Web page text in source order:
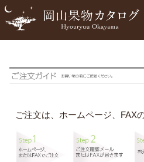
ご注文は、ホームページ、FAX